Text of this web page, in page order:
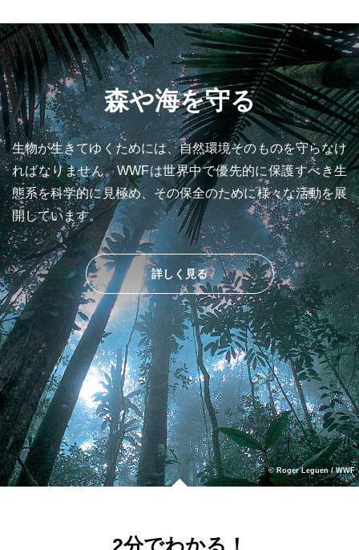
森や海を守る
生物が生きてゆくためには、自然環境そのものを守らなけ
ればなりません。WWFは世界中で優先的に保護すべき生
態系を科学的に見極め、その保全のために様々な活動を展
開しています。
詳しく見る
© Roger Leguen / WWF
2分でわかる！